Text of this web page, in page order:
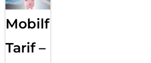
4m Aufprallschutz
Dieses extrem schlanke Gehäuse, das
Metern Höhe übersteht, bietet maximalen
dabei zu dick aufzutragen.
Mobilfunk
Tarif –